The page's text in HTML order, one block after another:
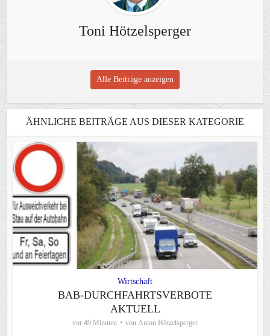
Toni Hötzelsperger
Alle Beiträge anzeigen
ÄHNLICHE BEITRÄGE AUS DIESER KATEGORIE
Wirtschaft
BAB-DURCHFAHRTSVERBOTE
AKTUELL
vor 49 Minuten von Anton Hötzelsperger